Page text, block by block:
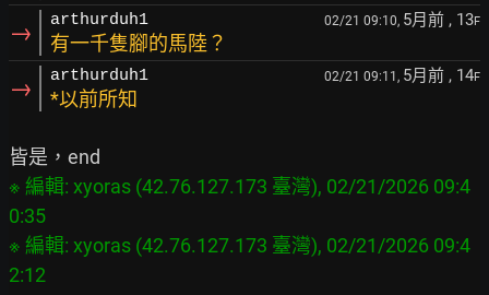
→ arthurduh1 02/21 09:10, 5月前 , 13F
有一千隻腳的馬陸？
→ arthurduh1 02/21 09:11, 5月前 , 14F
*以前所知
※ 編輯: xyoras (42.76.127.173 臺灣), 02/21/2026 09:4
0:35
※ 編輯: xyoras (42.76.127.173 臺灣), 02/21/2026 09:4